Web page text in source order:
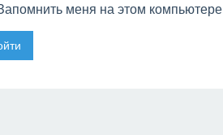
меня на этом компьютере